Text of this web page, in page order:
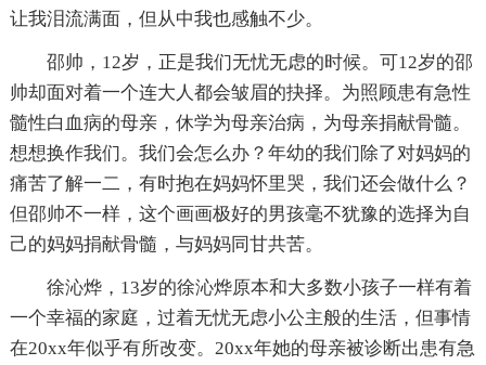
让我泪流满面，但从中我也感触不少。
邵帅，12岁，正是我们无忧无虑的时候。可12岁的邵
帅却面对着一个连大人都会皱眉的抉择。为照顾患有急性
髓性白血病的母亲，休学为母亲治病，为母亲捐献骨髓。
想想换作我们。我们会怎么办？年幼的我们除了对妈妈的
痛苦了解一二，有时抱在妈妈怀里哭，我们还会做什么？
但邵帅不一样，这个画画极好的男孩毫不犹豫的选择为自
己的妈妈捐献骨髓，与妈妈同甘共苦。
徐沁烨，13岁的徐沁烨原本和大多数小孩子一样有着
一个幸福的家庭，过着无忧无虑小公主般的生活，但事情
在20xx年似乎有所改变。20xx年她的母亲被诊断出患有急